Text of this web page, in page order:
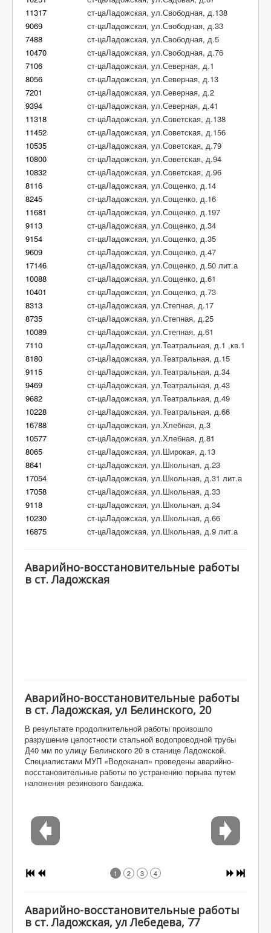
11317
ст-цаЛадожская, ул.Свободная, д.138
9069
ст-цаЛадожская, ул.Свободная, д.33
7488
ст-цаЛадожская, ул.Свободная, д.5
10470
ст-цаЛадожская, ул.Свободная, д.76
7106
ст-цаЛадожская, ул.Северная, д.1
8056
ст-цаЛадожская, ул.Северная, д.13
7201
ст-цаЛадожская, ул.Северная, д.2
9394
ст-цаЛадожская, ул.Северная, д.41
11318
ст-цаЛадожская, ул.Советская, д.138
11452
ст-цаЛадожская, ул.Советская, д.156
10535
ст-цаЛадожская, ул.Советская, д.79
10800
ст-цаЛадожская, ул.Советская, д.94
10832
ст-цаЛадожская, ул.Советская, д.96
8116
ст-цаЛадожская, ул.Сощенко, д.14
8245
ст-цаЛадожская, ул.Сощенко, д.16
11681
ст-цаЛадожская, ул.Сощенко, д.197
9113
ст-цаЛадожская, ул.Сощенко, д.34
9154
ст-цаЛадожская, ул.Сощенко, д.35
9609
ст-цаЛадожская, ул.Сощенко, д.47
17146
ст-цаЛадожская, ул.Сощенко, д.50 лит.а
10088
ст-цаЛадожская, ул.Сощенко, д.61
10401
ст-цаЛадожская, ул.Сощенко, д.73
8313
ст-цаЛадожская, ул.Степная, д.17
8735
ст-цаЛадожская, ул.Степная, д.25
10089
ст-цаЛадожская, ул.Степная, д.61
7110
ст-цаЛадожская, ул.Театральная, д.1 ,кв.1
8180
ст-цаЛадожская, ул.Театральная, д.15
9115
ст-цаЛадожская, ул.Театральная, д.34
9469
ст-цаЛадожская, ул.Театральная, д.43
9682
ст-цаЛадожская, ул.Театральная, д.49
10228
ст-цаЛадожская, ул.Театральная, д.66
16788
ст-цаЛадожская, ул.Хлебная, д.3
10577
ст-цаЛадожская, ул.Хлебная, д.81
8065
ст-цаЛадожская, ул.Широкая, д.13
8641
ст-цаЛадожская, ул.Школьная, д.23
17054
ст-цаЛадожская, ул.Школьная, д.31 лит.а
17058
ст-цаЛадожская, ул.Школьная, д.33
9118
ст-цаЛадожская, ул.Школьная, д.34
10230
ст-цаЛадожская, ул.Школьная, д.66
16875
ст-цаЛадожская, ул.Школьная, д.9 лит.а
Аварийно-восстановительные работы
в ст. Ладожская
Аварийно-восстановительные работы
в ст. Ладожская, ул Белинского, 20
В результате продолжительной работы произошло
разрушение целостности стальной водопроводной трубы
Д40 мм по улицу Белинского 20 в станице Ладожской.
Специалистами МУП «Водоканал» проведены аварийно-
восстановительные работы по устранению порыва путем
наложения резинового бандажа.
1 2 3 4
Аварийно-восстановительные работы
в ст. Ладожская, ул Лебедева, 77